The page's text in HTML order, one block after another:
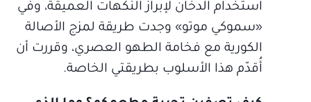
استخدام الدخان لإبراز النكهات العميقة، وفي
«سموكي موتو» وجدت طريقة لمزج الأصالة
الكورية مع فخامة الطهو العصري، وقررت أن
أُقدّم هذا الأسلوب بطريقتي الخاصة.